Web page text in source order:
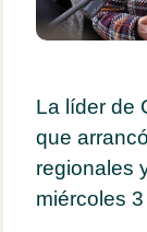
La líder de
que
regionales
miércoles